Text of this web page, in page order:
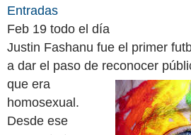
Entradas
Feb 19 todo el día
Justin Fashanu fue el primer
a dar el paso de reconocer
que era
homosexual.
Desde ese